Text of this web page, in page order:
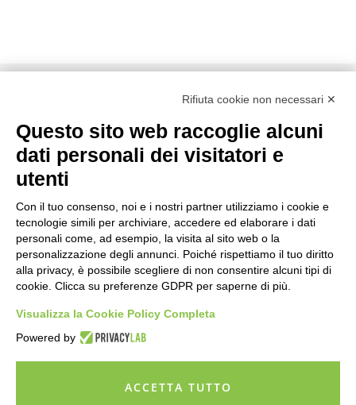
Via XXVI Aprile 97, 25021 - Bagnolo Mella (BS)
030 138 72817
info@partnerup.it
Rifiuta cookie non necessari ✕
Questo sito web raccoglie alcuni
dati personali dei visitatori e
utenti
Con il tuo consenso, noi e i nostri partner utilizziamo i cookie e
tecnologie simili per archiviare, accedere ed elaborare i dati
personali come, ad esempio, la visita al sito web o la
personalizzazione degli annunci. Poiché rispettiamo il tuo diritto
alla privacy, è possibile scegliere di non consentire alcuni tipi di
cookie. Clicca su preferenze GDPR per saperne di più.
Visualizza la Cookie Policy Completa
Powered by
ACCETTA TUTTO